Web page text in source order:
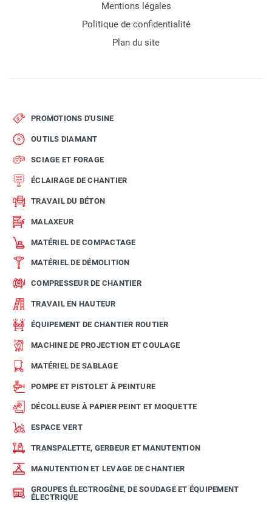
Mentions légales
Politique de confidentialité
Plan du site
PROMOTIONS D'USINE
OUTILS DIAMANT
SCIAGE ET FORAGE
ÉCLAIRAGE DE CHANTIER
TRAVAIL DU BÉTON
MALAXEUR
MATÉRIEL DE COMPACTAGE
MATÉRIEL DE DÉMOLITION
COMPRESSEUR DE CHANTIER
TRAVAIL EN HAUTEUR
ÉQUIPEMENT DE CHANTIER ROUTIER
MACHINE DE PROJECTION ET COULAGE
MATÉRIEL DE SABLAGE
POMPE ET PISTOLET À PEINTURE
DÉCOLLEUSE À PAPIER PEINT ET MOQUETTE
ESPACE VERT
TRANSPALETTE, GERBEUR ET MANUTENTION
MANUTENTION ET LEVAGE DE CHANTIER
GROUPES ÉLECTROGÈNE, DE SOUDAGE ET ÉQUIPEMENT
ÉLECTRIQUE